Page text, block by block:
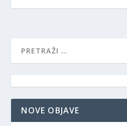
NOVE OBJAVE